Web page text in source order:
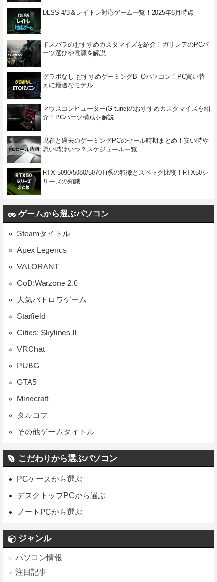
DLSS 4/3＆レイトレ対応ゲーム一覧！2025年6月時点
ドスパラのおすすめカスタマイズを紹介！ガリレアのPCパ
ーツ選びや電源を解説
グラボなし おすすめゲーミングBTOパソコン！PC買い替
えに最適なモデル
マウスコンピューター(G-tune)のおすすめカスタマイズを紹
介！PCパーツ構成を解説
現在と過去のゲーミングPCのセール時期まとめ！安い時や
悪い時はいつ？スケジュール一覧
RTX 5090/5080/5070Ti系の特徴とスペック比較！RTX50シ
リーズの知識
ゲームから選ぶパソコン
Steamタイトル
Apex Legends
VALORANT
CoD:Warzone 2.0
人気バトロワゲーム
Starfield
Cities: Skylines II
VRChat
PUBG
GTA5
Minecraft
タルコフ
その他ゲームタイトル
こだわりから選ぶパソコン
PCケースから選ぶ
デスクトップPCから選ぶ
ノートPCから選ぶ
ジャンル
パソコン情報
注目記事